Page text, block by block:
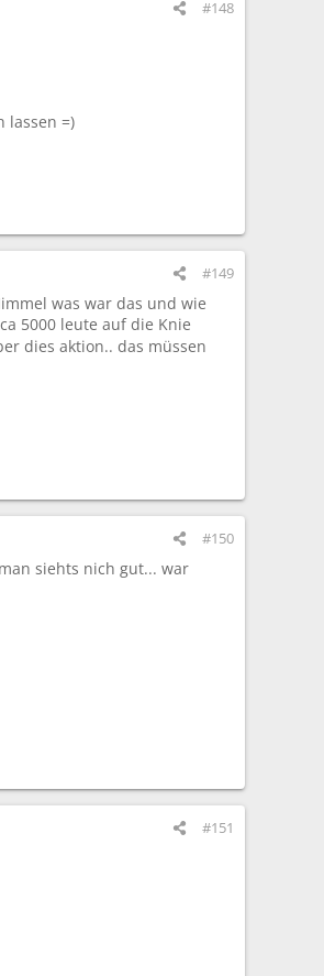
#148
lassen =)
#149
was war das und wie
5000 leute auf die Knie
dies aktion.. das müssen
#150
siehts nich gut... war
#151